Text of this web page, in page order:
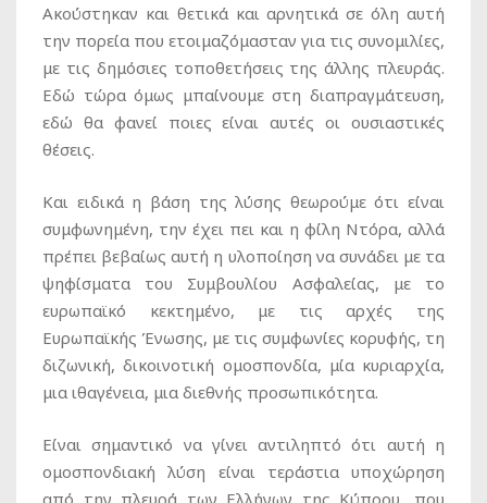
Ακούστηκαν και θετικά και αρνητικά σε όλη αυτή
την πορεία που ετοιμαζόμασταν για τις συνομιλίες,
με τις δημόσιες τοποθετήσεις της άλλης πλευράς.
Εδώ τώρα όμως μπαίνουμε στη διαπραγμάτευση,
εδώ θα φανεί ποιες είναι αυτές οι ουσιαστικές
θέσεις.
Και ειδικά η βάση της λύσης θεωρούμε ότι είναι
συμφωνημένη, την έχει πει και η φίλη Ντόρα, αλλά
πρέπει βεβαίως αυτή η υλοποίηση να συνάδει με τα
ψηφίσματα του Συμβουλίου Ασφαλείας, με το
ευρωπαϊκό κεκτημένο, με τις αρχές της
Ευρωπαϊκής Ένωσης, με τις συμφωνίες κορυφής, τη
διζωνική, δικοινοτική ομοσπονδία, μία κυριαρχία,
μια ιθαγένεια, μια διεθνής προσωπικότητα.
Είναι σημαντικό να γίνει αντιληπτό ότι αυτή η
ομοσπονδιακή λύση είναι τεράστια υποχώρηση
από την πλευρά των Ελλήνων της Κύπρου, που